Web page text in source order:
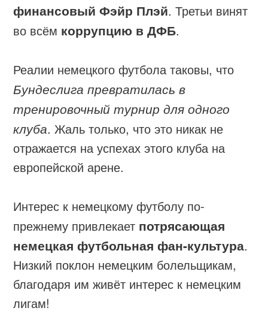
финансовый Фэйр Плэй. Третьи винят
во всём коррупцию в ДФБ.
Реалии немецкого футбола таковы, что
Бундеслига превратилась в
тренировочный турнир для одного
клуба. Жаль только, что это никак не
отражается на успехах этого клуба на
европейской арене.
Интерес к немецкому футболу по-
прежнему привлекает потрясающая
немецкая футбольная фан-культура.
Низкий поклон немецким болельщикам,
благодаря им живёт интерес к немецким
лигам!